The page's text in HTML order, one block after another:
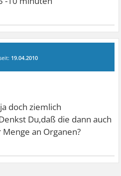
19.04.2010
doch ziemlich
Du,daß die dann auch
an Organen?